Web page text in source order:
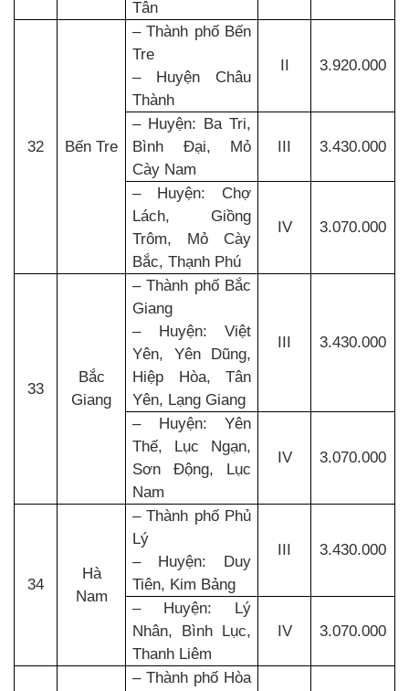
Tân
32 Bến Tre
– Thành phố Bến
Tre
– Huyện Châu
Thành
3.920.000
– Huyện: Ba Tri,
Bình Đại, Mỏ
Cày Nam
3.430.000
– Huyện: Chợ
Lách, Giồng
Trôm, Mỏ Cày
Bắc, Thạnh Phú
IV 3.070.000
33
Bắc
Giang
– Thành phố Bắc
Giang
– Huyện: Việt
Yên, Yên Dũng,
Hiệp Hòa, Tân
Yên, Lạng Giang
3.430.000
– Huyện: Yên
Thế, Lục Ngạn,
Sơn Động, Lục
Nam
IV 3.070.000
34
Hà
Nam
– Thành phố Phủ
Lý
– Huyện: Duy
Tiên, Kim Bảng
3.430.000
– Huyện: Lý
Nhân, Bình Lục,
Thanh Liêm
IV 3.070.000
– Thành phố Hòa